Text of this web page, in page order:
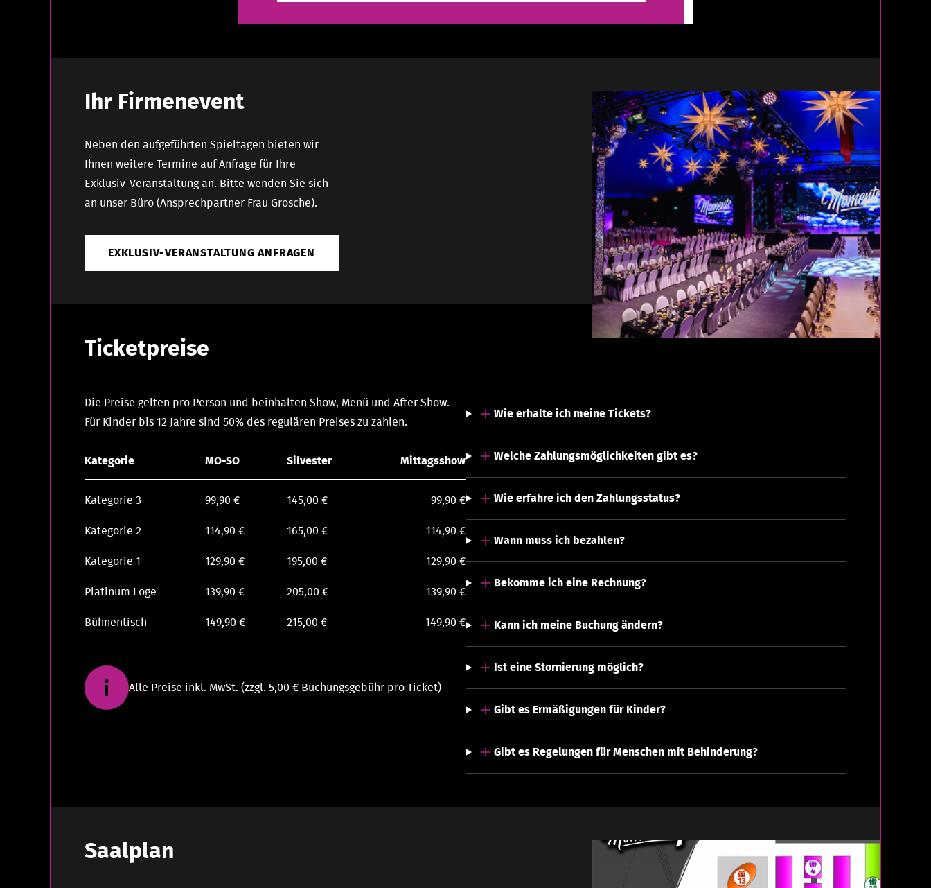
Ihr Firmenevent
Neben den aufgeführten Spieltagen bieten wir
Ihnen weitere Termine auf Anfrage für Ihre
Exklusiv-Veranstaltung an. Bitte wenden Sie sich
an unser Büro (Ansprechpartner Frau Grosche).
EXKLUSIV-VERANSTALTUNG ANFRAGEN
Ticketpreise
Die Preise gelten pro Person und beinhalten Show, Menü und After-Show.
Für Kinder bis 12 Jahre sind 50% des regulären Preises zu zahlen.
Kategorie MO-SO Silvester Mittagsshow
Kategorie 3 99,90 € 145,00 € 99,90 €
Kategorie 2 114,90 € 165,00 € 114,90 €
Kategorie 1 129,90 € 195,00 € 129,90 €
Platinum Loge 139,90 € 205,00 € 139,90 €
Bühnentisch 149,90 € 215,00 € 149,90 €
Alle Preise inkl. MwSt. (zzgl. 5,00 € Buchungsgebühr pro Ticket)
Wie erhalte ich meine Tickets?
Welche Zahlungsmöglichkeiten gibt es?
Wie erfahre ich den Zahlungsstatus?
Wann muss ich bezahlen?
Bekomme ich eine Rechnung?
Kann ich meine Buchung ändern?
Ist eine Stornierung möglich?
Gibt es Ermäßigungen für Kinder?
Gibt es Regelungen für Menschen mit Behinderung?
Saalplan